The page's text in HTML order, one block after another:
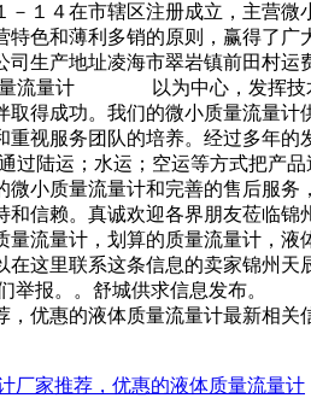
１４在市辖区注册成立，主营
特色和薄利多销的原则，赢得了
司生产地址凌海市翠岩镇前
量流量计 以为中心，发挥技术
取得成功。我们的微小质量流
视服务团队的培养。经过多年
，通过陆运；水运；空运等
微小质量流量计和完善的售后服
和信赖。真诚欢迎各界朋友莅
流量计，划算的质量流量计，
这里联系这条信息的卖家锦州
举报。。舒城供求信息发布。
优惠的液体质量流量计最新相
厂家推荐，优惠的液体质量流量计